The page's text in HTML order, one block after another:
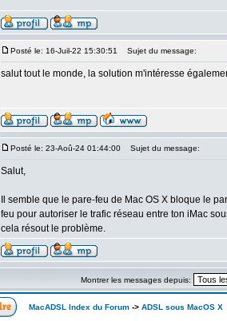
Posté le: 16-Juil-22 15:30:51 Sujet du message:
salut tout le monde, la solution m'intéresse
Posté le: 23-Aoû-24 01:44:00 Sujet du message:
Salut,
Il semble que le pare-feu de Mac OS X bloque le
feu pour autoriser le trafic réseau entre ton iMac
cela résout le problème.
Montrer les messages depuis:
MacADSL Index du Forum -> ADSL sous MacOS X